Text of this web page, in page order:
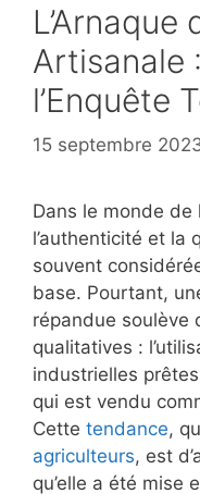
L’Arnaque
Artisanale
l’Enquête
15 septembre
Dans le monde de
l’authenticité et la
souvent
base. Pourtant,
répandue soulève
qualitatives :
industrielles
qui est vendu
Cette tendance,
agriculteurs, est
qu’elle a été mise